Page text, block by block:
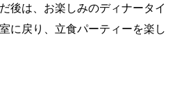
後は、お楽しみのディナータイ
に戻り、立食パーティーを楽し